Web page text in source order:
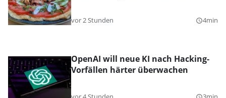
vor 2 Stunden query_builder4min
OpenAI will neue KI nach Hacking-
Vorfällen härter überwachen